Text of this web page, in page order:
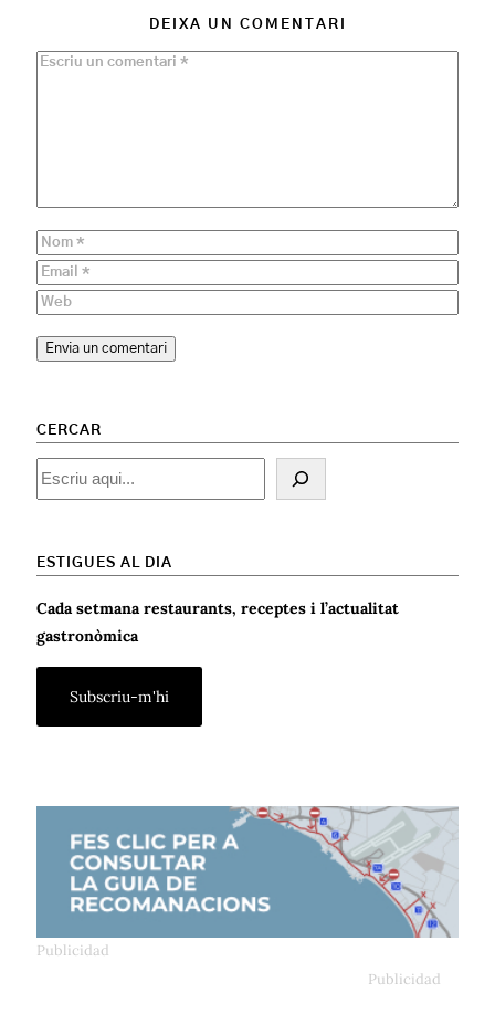
DEIXA UN COMENTARI
CERCAR
Cercar
ESTIGUES AL DIA
Cada setmana restaurants, receptes i l’actualitat
gastronòmica